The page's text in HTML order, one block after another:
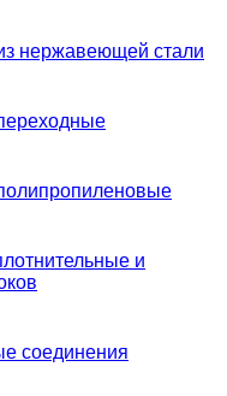
нержавеющей стали
и
соединения